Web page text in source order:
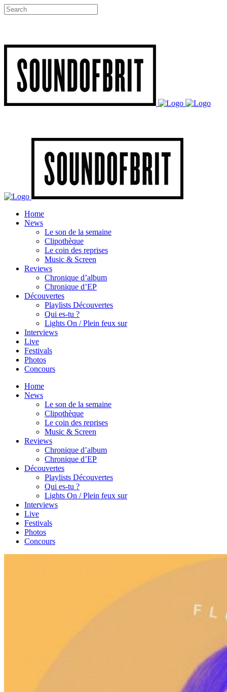
Home
News
Le son de la semaine
Clipothèque
Le coin des reprises
Music & Screen
Reviews
Chronique d’album
Chronique d’EP
Découvertes
Playlists Découvertes
Qui es-tu ?
Lights On / Plein feux sur
Interviews
Live
Festivals
Photos
Concours
Home
News
Le son de la semaine
Clipothèque
Le coin des reprises
Music & Screen
Reviews
Chronique d’album
Chronique d’EP
Découvertes
Playlists Découvertes
Qui es-tu ?
Lights On / Plein feux sur
Interviews
Live
Festivals
Photos
Concours